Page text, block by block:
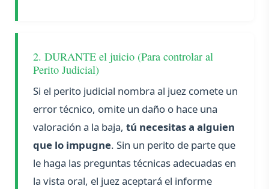
2. DURANTE el juicio (Para controlar al
Perito Judicial)
Si el perito judicial nombra al juez comete un
error técnico, omite un daño o hace una
valoración a la baja, tú necesitas a alguien
que lo impugne. Sin un perito de parte que
le haga las preguntas técnicas adecuadas en
la vista oral, el juez aceptará el informe